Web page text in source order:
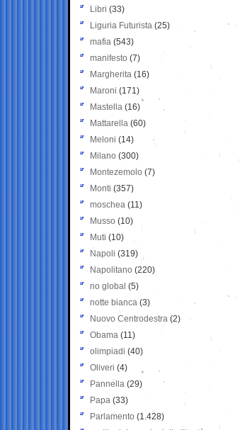
Libri (33)
Liguria Futurista (25)
mafia (543)
manifesto (7)
Margherita (16)
Maroni (171)
Mastella (16)
Mattarella (60)
Meloni (14)
Milano (300)
Montezemolo (7)
Monti (357)
moschea (11)
Musso (10)
Muti (10)
Napoli (319)
Napolitano (220)
no global (5)
notte bianca (3)
Nuovo Centrodestra (2)
Obama (11)
olimpiadi (40)
Oliveri (4)
Pannella (29)
Papa (33)
Parlamento (1.428)